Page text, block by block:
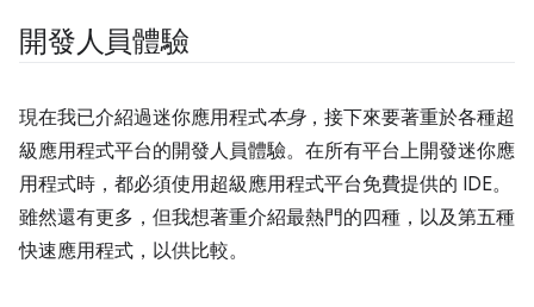
開發人員體驗
現在我已介紹過迷你應用程式本身，接下來要著重於各種超
級應用程式平台的開發人員體驗。在所有平台上開發迷你應
用程式時，都必須使用超級應用程式平台免費提供的 IDE。
雖然還有更多，但我想著重介紹最熱門的四種，以及第五種
快速應用程式，以供比較。